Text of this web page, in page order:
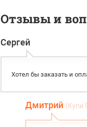
Отзывы и
Сергей
Хотел бы заказать и
Дмитрий (Купи